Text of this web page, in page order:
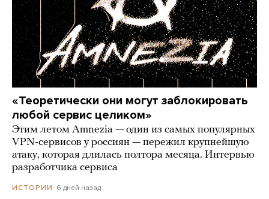
«Теоретически они могут заблокировать
любой сервис целиком»
Этим летом Amnezia — один из самых популярных
VPN-сервисов у россиян — пережил крупнейшую
атаку, которая длилась полтора месяца. Интервью
разработчика сервиса
ИСТОРИИ 6 дней назад